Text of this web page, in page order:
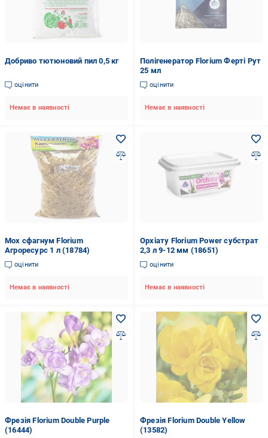
Добриво тютюновий пил 0,5 кг
оцінити
Немає в наявності
Полігенератор Florium Ферті Рут
25 мл
оцінити
Немає в наявності
Мох сфагнум Florium
Агроресурс 1 л (18784)
оцінити
Немає в наявності
Орхіату Florium Power субстрат
2,3 л 9-12 мм (18651)
оцінити
Немає в наявності
Фрезія Florium Double Purple
(16444)
Фрезія Florium Double Yellow
(13582)